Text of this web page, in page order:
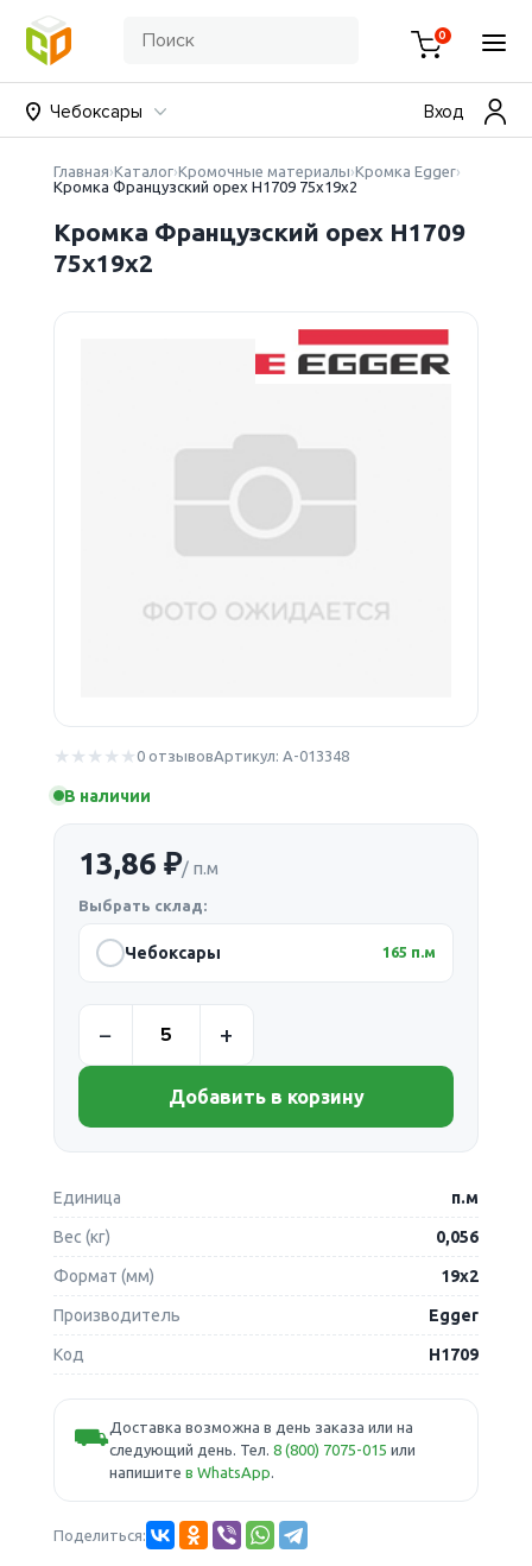
0
Чебоксары Вход
Главная Каталог Кромочные материалы Кромка Egger
Кромка Французский орех Н1709 75х19х2
Кромка Французский орех Н1709
75х19х2
0 отзывовАртикул: А-013348
В наличии
13,86 ₽/ п.м
Выбрать склад:
Чебоксары 165 п.м
Добавить в корзину
Единица п.м
Вес (кг) 0,056
Формат (мм) 19х2
Производитель Egger
Код Н1709
⛟Доставка возможна в день заказа или на
следующий день. Тел. 8 (800) 7075-015 или
напишите в WhatsApp.
Поделиться: